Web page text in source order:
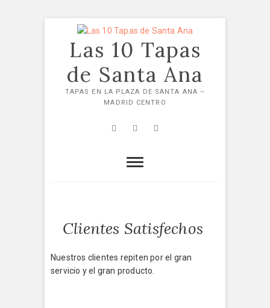
Las 10 Tapas
de Santa Ana
TAPAS EN LA PLAZA DE SANTA ANA –
MADRID CENTRO
FacebookTwitter
Clientes Satisfechos
Nuestros clientes repiten por el gran
servicio y el gran producto.